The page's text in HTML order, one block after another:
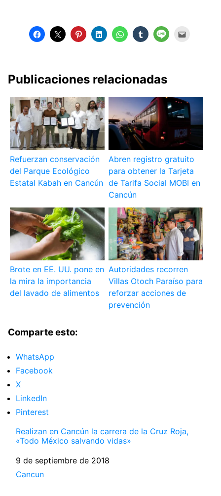
Publicaciones relacionadas
Refuerzan conservación
del Parque Ecológico
Estatal Kabah en Cancún
Abren registro gratuito
para obtener la Tarjeta
de Tarifa Social MOBI en
Cancún
Brote en EE. UU. pone en
la mira la importancia
del lavado de alimentos
Autoridades recorren
Villas Otoch Paraíso para
reforzar acciones de
prevención
Comparte esto:
WhatsApp
Facebook
X
LinkedIn
Pinterest
Realizan en Cancún la carrera de la Cruz Roja,
«Todo México salvando vidas»
Fecha
9 de septiembre de 2018
Respecto a
Cancun